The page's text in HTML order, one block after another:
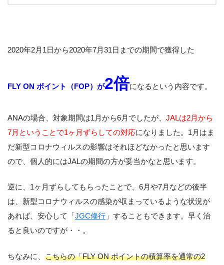
2020年2月1日から2020年7月31日までの期間で獲得した
FLY ON ポイント（FOP）が2倍になるという内容です。
ANAの場合、対象期間は1月から6月でしたが、 JALは2月から
7月ということで1ヶ月ずらしての対応になりました。1月はま
だ新型コロナウィルスの影響はそれほどなかったと思います
ので、個人的にはJALの期間の方が妥当かなと思います。
逆に、1ヶ月ずらしてもらったことで、6月や7月などの後半
は、新型コロナウィルスの感染が収まっているような状況が
あれば、安心して「 JGC修行 」することもできます。早く治
ると良いのですが・・。
ちなみに、 こちらの「FLY ON ポイントの積算率を通常の2